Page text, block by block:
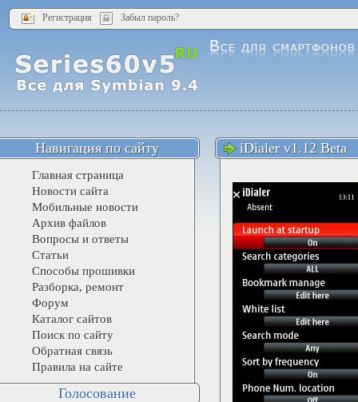
Регистрация Забыл пароль?
iDialer v1.12 Beta
Навигация по сайту
Главная страница
Новости сайта
Мобильные новости
Архив файлов
Вопросы и ответы
Статьи
Способы прошивки
Разборка, ремонт
Форум
Каталог сайтов
Поиск по сайту
Обратная связь
Правила на сайте
Голосование